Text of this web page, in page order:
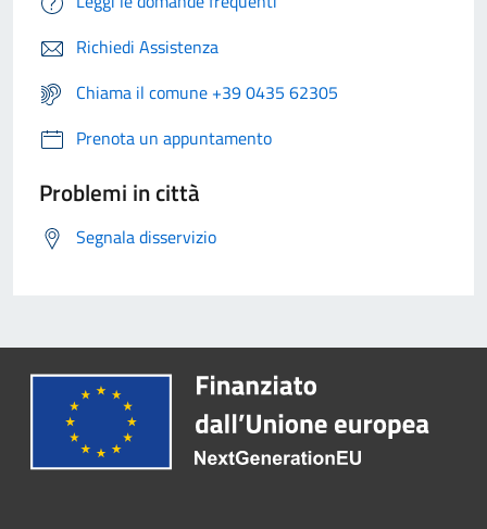
Richiedi Assistenza
Chiama il comune +39 0435 62305
Prenota un appuntamento
Problemi in città
Segnala disservizio